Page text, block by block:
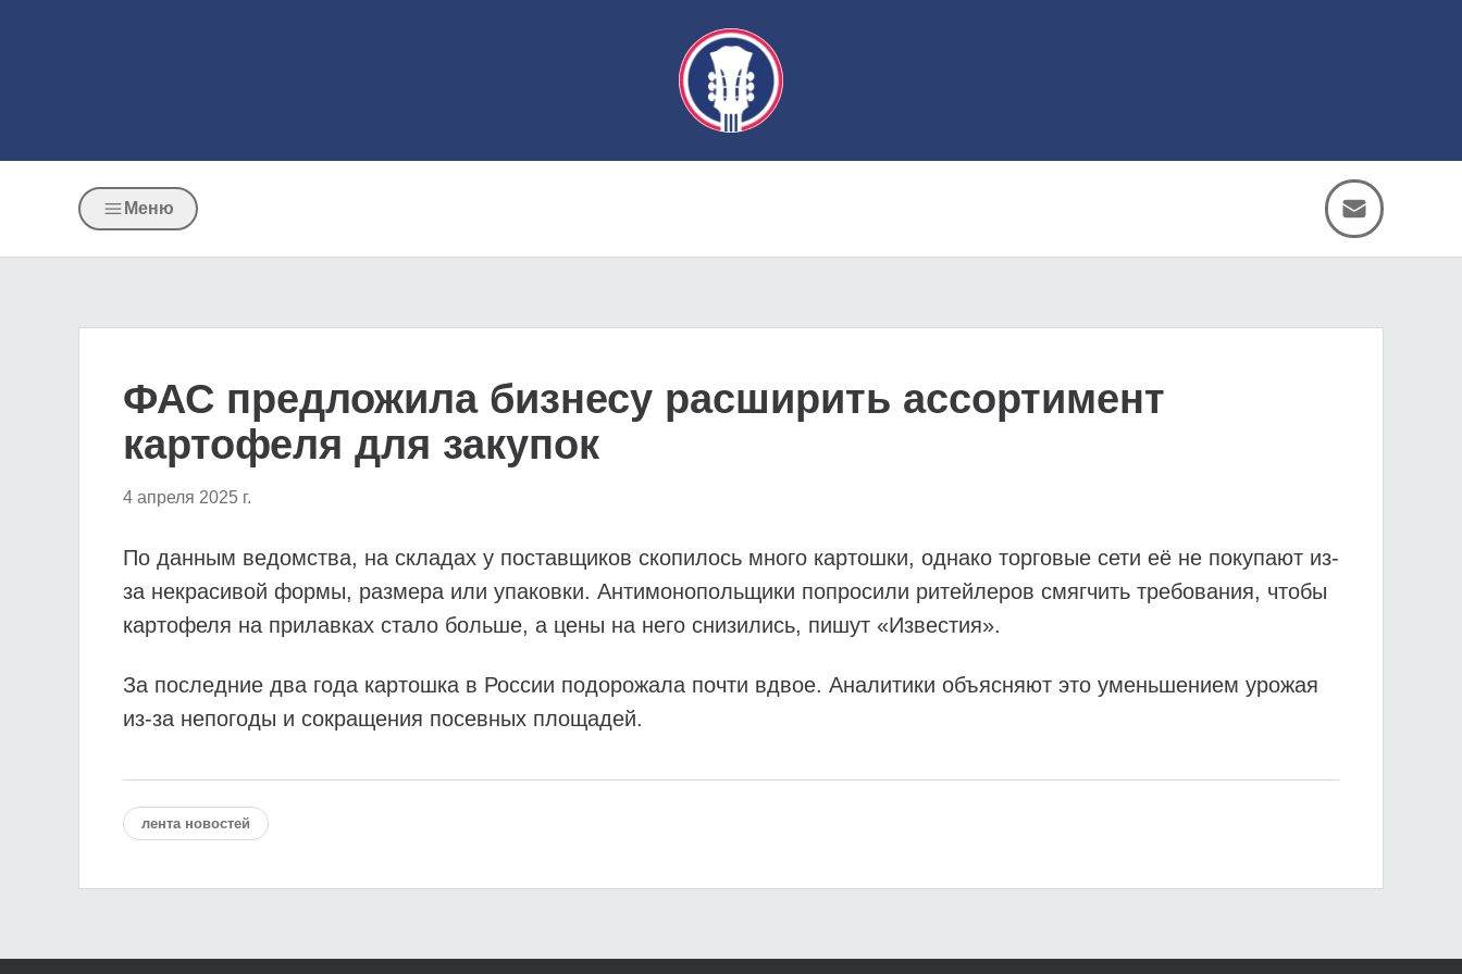
Меню
ФАС предложила бизнесу расширить ассортимент
картофеля для закупок
4 апреля 2025 г.
По данным ведомства, на складах у поставщиков скопилось много картошки, однако торговые сети её не покупают из-
за некрасивой формы, размера или упаковки. Антимонопольщики попросили ритейлеров смягчить требования, чтобы
картофеля на прилавках стало больше, а цены на него снизились, пишут «Известия».
За последние два года картошка в России подорожала почти вдвое. Аналитики объясняют это уменьшением урожая
из-за непогоды и сокращения посевных площадей.
лента новостей